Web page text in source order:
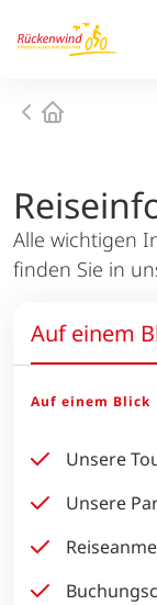
1
Startseite
Alle wichtigen
finden Sie in
Auf einem
Auf einem Blick
Unsere
Unsere